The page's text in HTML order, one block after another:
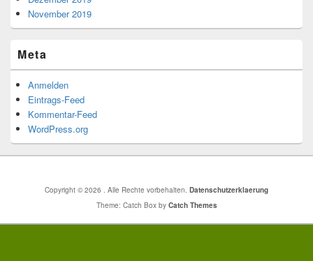
November 2019
Meta
Anmelden
Eintrags-Feed
Kommentar-Feed
WordPress.org
Copyright © 2026 . Alle Rechte vorbehalten. Datenschutzerklaerung
Theme: Catch Box by Catch Themes